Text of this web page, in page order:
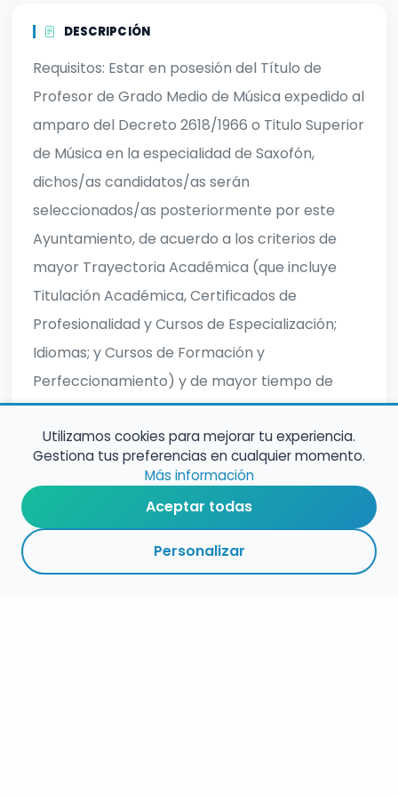
DESCRIPCIÓN
Requisitos: Estar en posesión del Título de
Profesor de Grado Medio de Música expedido al
amparo del Decreto 2618/1966 o Titulo Superior
de Música en la especialidad de Saxofón,
dichos/as candidatos/as serán
seleccionados/as posteriormente por este
Ayuntamiento, de acuerdo a los criterios de
mayor Trayectoria Académica (que incluye
Titulación Académica, Certificados de
Profesionalidad y Cursos de Especialización;
Idiomas; y Cursos de Formación y
Perfeccionamiento) y de mayor tiempo de
Experiencia en puesto de trabajo de Profesor
Escuela de Música, especialidad de Saxofón.
RESUMEN PLAZOS ESPECIALIDAD ENLACES SEGUIR
Utilizamos cookies para mejorar tu experiencia.
Gestiona tus preferencias en cualquier momento.
Más información
Aceptar todas
Personalizar